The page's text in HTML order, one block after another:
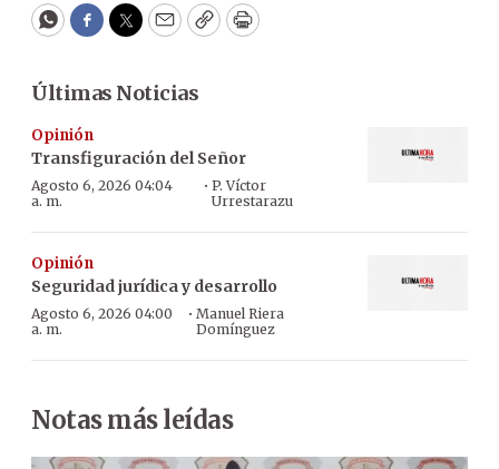
WhatsApp
Facebook
Twitter
EmailCopyPrint
Últimas Noticias
Opinión
Transfiguración del Señor
Agosto 6, 2026 04:04
a. m.
· P. Víctor
Urrestarazu
Opinión
Seguridad jurídica y desarrollo
Agosto 6, 2026 04:00
a. m.
·Manuel Riera
Domínguez
Notas más leídas